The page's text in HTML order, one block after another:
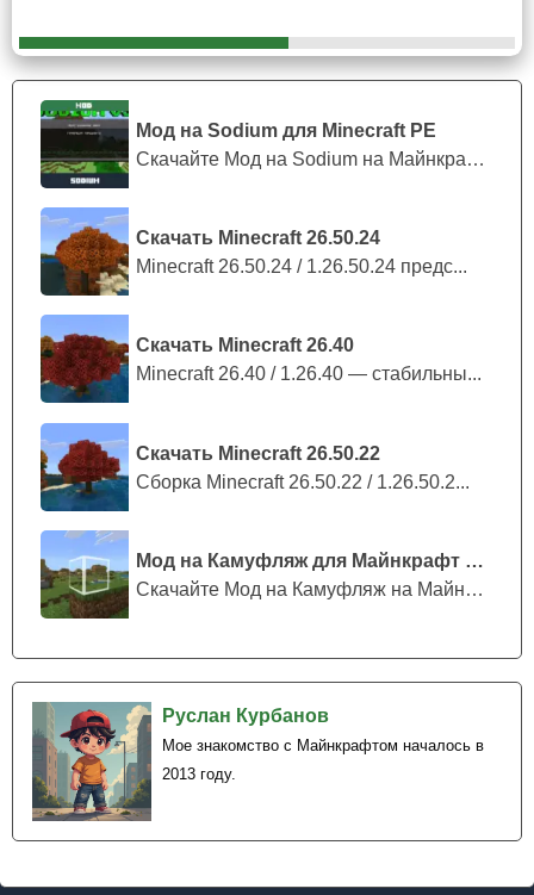
Мод на Sodium для Minecraft PE
Скачайте Мод на Sodium на Майнкрафт П...
Скачать Minecraft 26.50.24
Minecraft 26.50.24 / 1.26.50.24 предс...
Скачать Minecraft 26.40
Minecraft 26.40 / 1.26.40 — стабильны...
Скачать Minecraft 26.50.22
Сборка Minecraft 26.50.22 / 1.26.50.2...
Мод на Камуфляж для Майнкрафт ПЕ
Скачайте Мод на Камуфляж на Майнкрафт...
Руслан Курбанов
Мое знакомство с Майнкрафтом началось в
2013 году.
килаура для Майнкрафт ПЕ раскрывается в
скиллозависимых пвп-сражениях. С этим аддоном
для пользователя попросту исчезнут непобедимые
соперники, а любые соревнования станут победными.
Но нужно не попадаться, для отключения
существует команда function pixelaura off.